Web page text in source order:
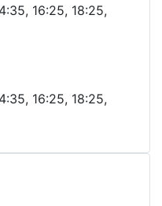
16:25, 18:25,
16:25, 18:25,